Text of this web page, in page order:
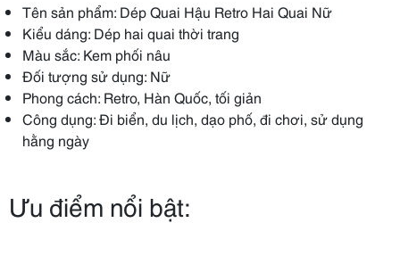
Tên sản phẩm: Dép Quai Hậu Retro Hai Quai Nữ
Kiểu dáng: Dép hai quai thời trang
Màu sắc: Kem phối nâu
Đối tượng sử dụng: Nữ
Phong cách: Retro, Hàn Quốc, tối giản
Công dụng: Đi biển, du lịch, dạo phố, đi chơi, sử dụng
hằng ngày
Ưu điểm nổi bật: